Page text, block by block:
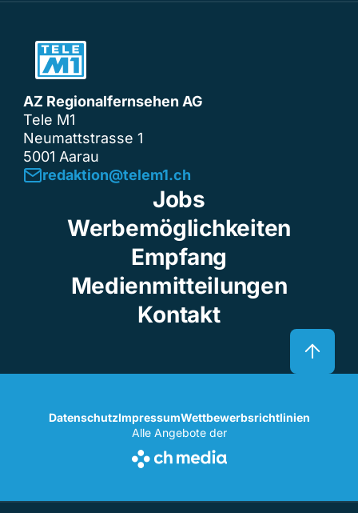
AZ Regionalfernsehen AG
Tele M1
Neumattstrasse 1
5001 Aarau
redaktion@telem1.ch
Jobs
Werbemöglichkeiten
Empfang
Medienmitteilungen
Kontakt
DatenschutzImpressumWettbewerbsrichtlinien
Alle Angebote der